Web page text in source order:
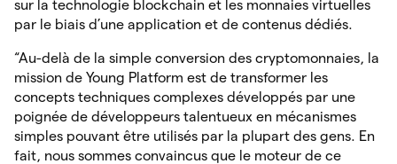
sur la technologie blockchain et les monnaies virtuelles
par le biais d’une application et de contenus dédiés.
“Au-delà de la simple conversion des cryptomonnaies, la
mission de Young Platform est de transformer les
concepts techniques complexes développés par une
poignée de développeurs talentueux en mécanismes
simples pouvant être utilisés par la plupart des gens. En
fait, nous sommes convaincus que le moteur de ce